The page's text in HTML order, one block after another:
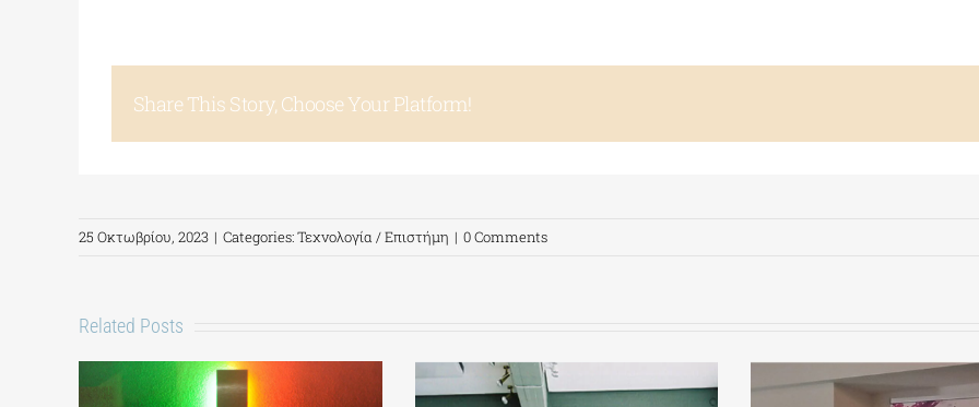
Share This Story, Choose Your Platform!
25 Οκτωβρίου, 2023 | Categories:Τεχνολογία / Επιστήμη | 0 Comments
Related Posts